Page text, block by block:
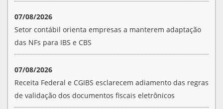
07/08/2026
Setor contábil orienta empresas a manterem adaptação
das NFs para IBS e CBS
07/08/2026
Receita Federal e CGIBS esclarecem adiamento das regras
de validação dos documentos fiscais eletrônicos